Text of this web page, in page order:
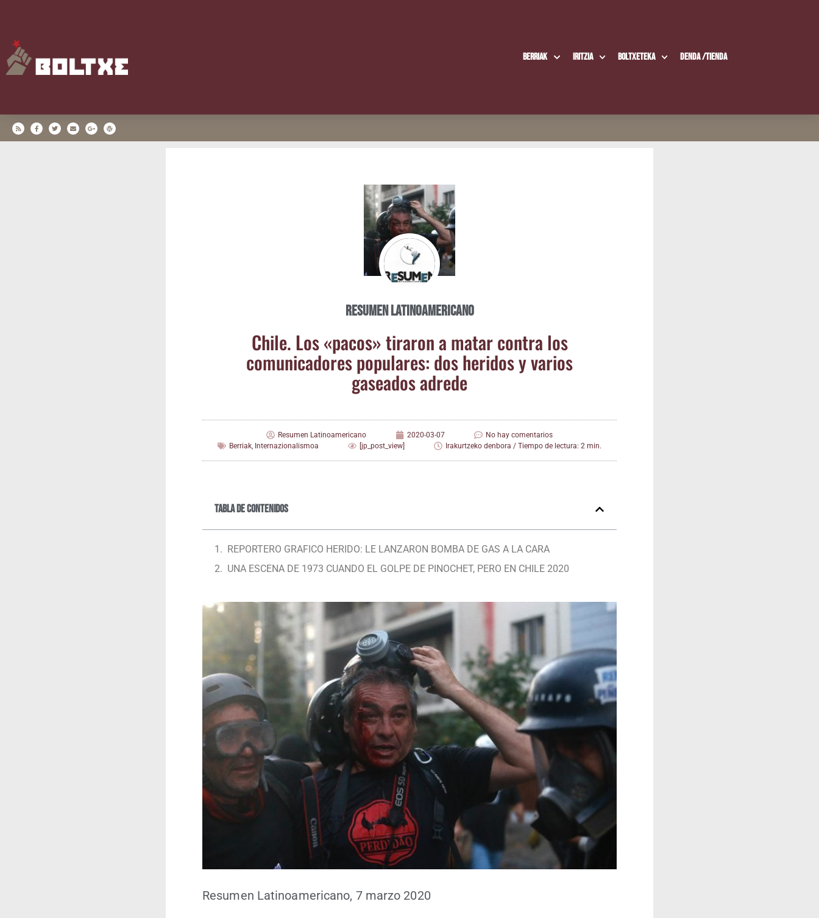
Berriak Iritzia Boltxe­te­ka Den­da /​Tien­da
Resumen Latinoamericano
Chi­le. Los «pacos» tira­ron a matar con­tra los
comu­ni­ca­do­res popu­la­res: dos heri­dos y varios
gasea­dos adrede
Resumen Latinoamericano 2020-03-07
No hay comentarios
Berriak, Internazionalismoa [jp_post_view] Irakurtzeko denbora / Tiempo de lectura: 2 min.
Tabla de contenidos
REPORTERO GRAFICO HERIDO: LE LANZARON BOMBA DE GAS A LA CARA
UNA ESCENA DE 1973 CUANDO EL GOLPE DE PINOCHET, PERO EN CHILE 2020
Resu­men Lati­no­ame­ri­cano, 7 mar­zo 2020